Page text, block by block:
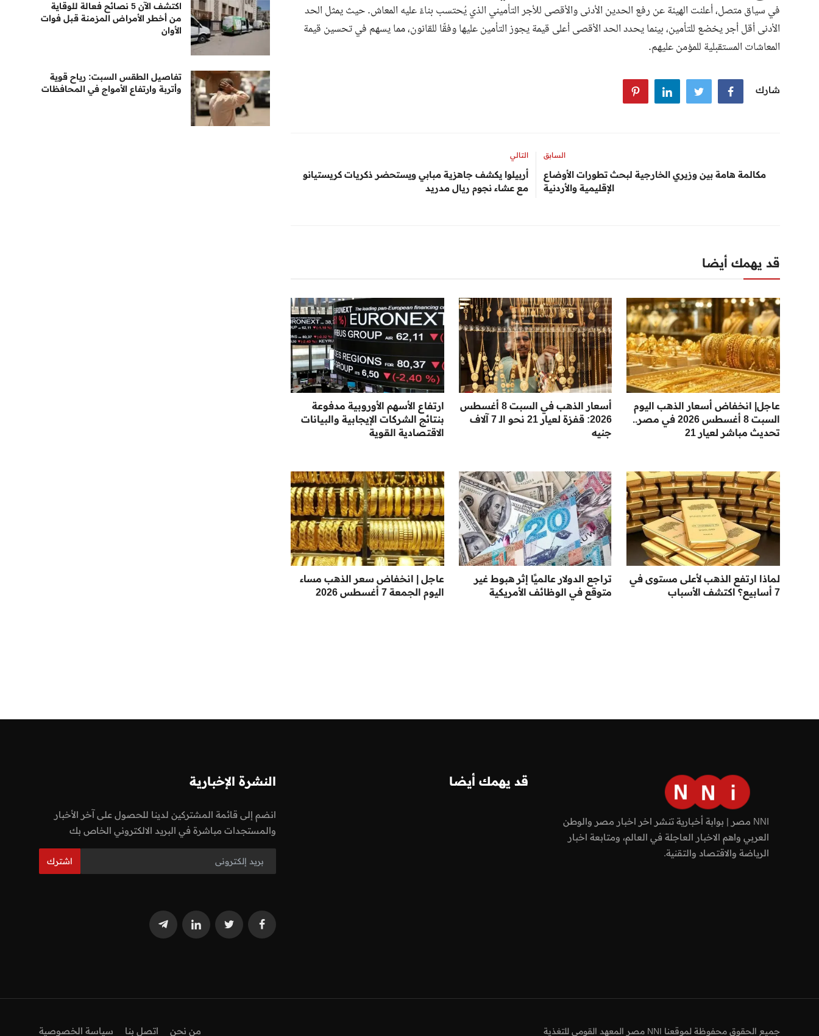
في سياق متصل، أعلنت الهيئة عن رفع الحدين الأدنى والأقصى للأجر التأميني الذي يُحتسب بناءً عليه المعاش. حيث يمثل الحد
الأدنى أقل أجر يخضع للتأمين، بينما يحدد الحد الأقصى أعلى قيمة يجوز التأمين عليها وفقًا للقانون، مما يسهم في تحسين قيمة
المعاشات المستقبلية للمؤمن عليهم.
شارك
السابق
مكالمة هامة بين وزيري الخارجية لبحث تطورات الأوضاع
الإقليمية والأردنية
التالي
أربيلوا يكشف جاهزية مبابي ويستحضر ذكريات كريستيانو
مع عشاء نجوم ريال مدريد
قد يهمك أيضا
عاجل| انخفاض أسعار الذهب اليوم
السبت 8 أغسطس 2026 في مصر..
تحديث مباشر لعيار 21
أسعار الذهب في السبت 8 أغسطس
2026: قفزة لعيار 21 نحو الـ 7 آلاف
جنيه
ارتفاع الأسهم الأوروبية مدفوعة
بنتائج الشركات الإيجابية والبيانات
الاقتصادية القوية
لماذا ارتفع الذهب لأعلى مستوى في
7 أسابيع؟ اكتشف الأسباب
تراجع الدولار عالميًا إثر هبوط غير
متوقع في الوظائف الأمريكية
عاجل | انخفاض سعر الذهب مساء
اليوم الجمعة 7 أغسطس 2026
اكتشف الآن 5 نصائح فعالة للوقاية
من أخطر الأمراض المزمنة قبل فوات
الأوان
تفاصيل الطقس السبت: رياح قوية
وأتربة وارتفاع الأمواج في المحافظات
NNI مصر | بوابة أخبارية تنشر اخر اخبار مصر والوطن
العربي واهم الاخبار العاجلة في العالم، ومتابعة اخبار
الرياضة والاقتصاد والتقنية.
قد يهمك أيضا النشرة الإخبارية
انضم إلى قائمة المشتركين لدينا للحصول على آخر الأخبار
والمستجدات مباشرة في البريد الالكتروني الخاص بك
اشترك
جميع الحقوق محفوظة لموقعنا NNI مصر المعهد القومي للتغذية من نحن اتصل بنا سياسة الخصوصية